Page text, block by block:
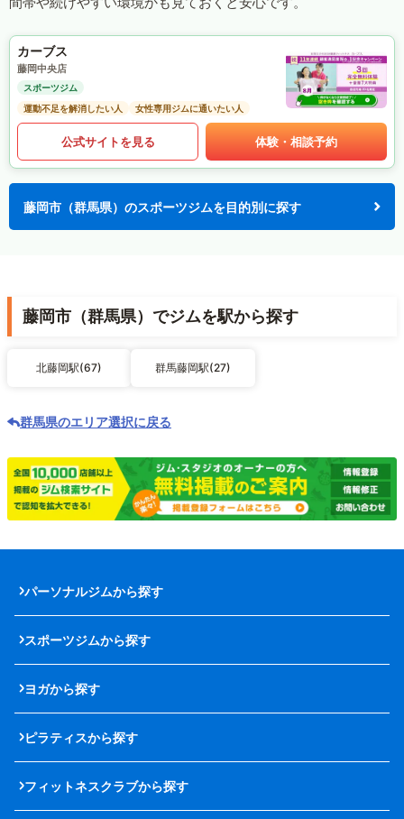
カーブス
藤岡中央店
スポーツジム
運動不足を解消したい人
女性専用ジムに通いたい人
公式サイトを見る 体験・相談予約
藤岡市（群馬県）のスポーツジムを目的別に探す
藤岡市（群馬県）でジムを駅から探す
北藤岡駅(67) 群馬藤岡駅(27)
群馬県のエリア選択に戻る
パーソナルジムから探す
スポーツジムから探す
ヨガから探す
ピラティスから探す
フィットネスクラブから探す